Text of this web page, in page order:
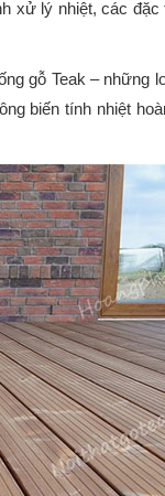
xử lý nhiệt, các
gỗ Teak – những
biến tính nhiệt